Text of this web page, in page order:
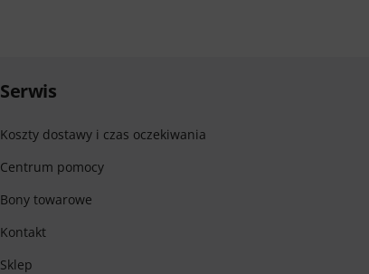
Serwis
Koszty dostawy i czas oczekiwania
Centrum pomocy
Bony towarowe
Kontakt
Sklep